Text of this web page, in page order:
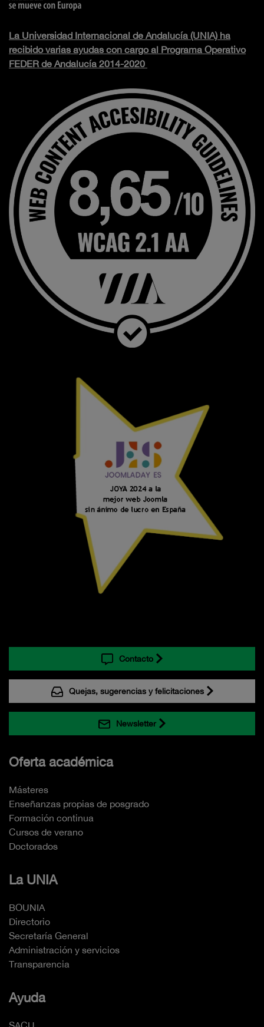
La Universidad Internacional de Andalucía (UNIA) ha
recibido varias ayudas con cargo al Programa Operativo
FEDER de Andalucía 2014-2020
Contacto
Quejas, sugerencias y felicitaciones
Newsletter
Oferta académica
Másteres
Enseñanzas propias de posgrado
Formación continua
Cursos de verano
Doctorados
La UNIA
BOUNIA
Directorio
Secretaría General
Administración y servicios
Transparencia
Ayuda